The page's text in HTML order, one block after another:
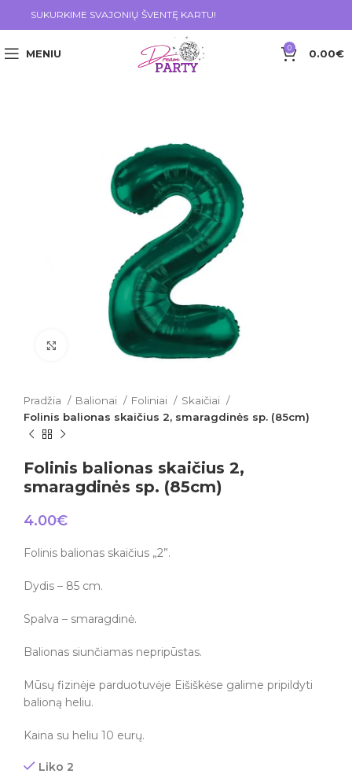
SUKURKIME SVAJONIŲ ŠVENTĘ KARTU!
MENIU 0 0.00€
Click to enlarge
Pradžia Balionai Foliniai
Skaičiai
Folinis balionas skaičius 2, smaragdinės sp. (85cm)
Folinis balionas skaičius 2,
smaragdinės sp. (85cm)
4.00€
Folinis balionas skaičius „2”.
Dydis – 85 cm.
Spalva – smaragdinė.
Balionas siunčiamas nepripūstas.
Mūsų fizinėje parduotuvėje Eišiškėse galime pripildyti
balioną heliu.
Kaina su heliu 10 eurų.
Liko 2